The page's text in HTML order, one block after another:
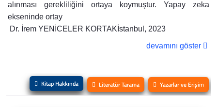
alınması gerekliliğini ortaya koymuştur. Yapay zeka
ekseninde ortay
Dr. İrem YENİCELER KORTAKİstanbul, 2023
devamını göster
Kitap Hakkında Literatür Tarama Yazarlar ve Erişim